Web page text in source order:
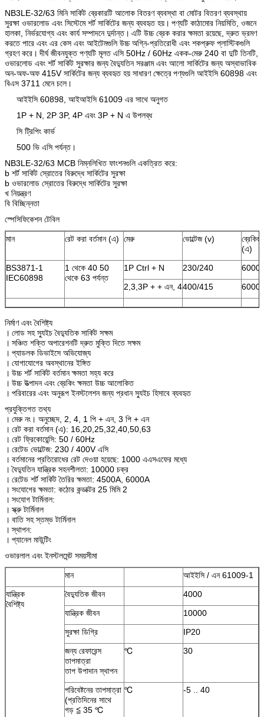
NB3LE-32/63 মিনি সার্কিট ব্রেকারটি আলোক বিতরণ ব্যবস্থা বা মোটর বিতরণ ব্যবস্থায়
সুরক্ষা ওভারলোড এবং সিস্টেমে শর্ট সার্কিটের জন্য ব্যবহৃত হয়। পণ্যটি কাঠামোর নিয়মিতি, ওজনে
হালকা, নির্ভরযোগ্য এবং কার্য সম্পাদনে দুর্দান্ত। এটি উচ্চ ব্রেক করার ক্ষমতা রয়েছে, দ্রুত ভ্রমণ
করতে পারে এবং এর কেস এবং আইটেমগুলি উচ্চ অগ্নি-প্রতিরোধী এবং শকপ্রুফ প্লাস্টিকগুলি
গ্রহণ করে। দীর্ঘ জীবনযুক্ত পণ্যটি মূলত এসি 50Hz / 60Hz একক-মেরু 240 বা দুটি তিনটি,
ওভারলোড এবং শর্ট সার্কিট সুরক্ষার জন্য বৈদ্যুতিন সরঞ্জাম এবং আলো সার্কিটের জন্য অস্বাভাবিক
অন-অফ-অফ 415V সার্কিটের জন্য ব্যবহৃত হয় সাধারণ ক্ষেত্রেপণ্যগুলি আইইসি 60898 এবং
বিএস 3711 মেনে চলে।
আইইসি 60898, আইআইসি 61009 এর সাথে অনুগত
1P + N, 2P 3P, 4P এবং 3P + N এ উপলব্ধ
সি ট্রিপিং কার্ভ
500 ভি এসি পর্যন্ত।
NB3LE-32/63 MCB নিম্নলিখিত ফাংশনগুলি একত্রিত করে:
b শর্ট সার্কিট স্রোতের বিরুদ্ধে সার্কিটের সুরক্ষা
b ওভারলোড স্রোতের বিরুদ্ধে সার্কিটের সুরক্ষা
খ নিয়ন্ত্রণ
বি বিচ্ছিন্নতা
স্পেসিফিকেশন টেবিল
মান রেট করা বর্তমান (এ) মেরু ভোল্টেজ (v)
ব্রেকিং
(এ)
BS3871-1
IEC60898
1 থেকে 40 50
থেকে 63 পর্যন্ত
1P Ctrl + N 230/240
6000
2,3,3P + + এন, 4400/415 6000
নির্মাণ এবং বৈশিষ্ট্য
। লোড সহ স্যুইচ বৈদ্যুতিক সার্কিট সক্ষম
। সঞ্চিত শক্তি অপারেশনটি দ্রুত মুক্তি দিতে সক্ষম
। প্যাডলক ডিভাইসে অভিযোজ্য
। যোগাযোগের অবস্থানের ইঙ্গিত
। উচ্চ শর্ট সার্কিট বর্তমান ক্ষমতা সহ্য করে
। উচ্চ উত্পাদন এবং ব্রেকিং ক্ষমতা উচ্চ আলোকিত
। পরিবারের এবং অনুরূপ ইনস্টলেশন জন্য প্রধান স্যুইচ হিসাবে ব্যবহৃত
প্রযুক্তিগত তথ্য
। মেরু নং। অনুচ্ছেদ, 2, 4, 1 পি + এন, 3 পি + এন
। রেট করা বর্তমান (এ): 16,20,25,32,40,50,63
। রেট ফ্রিকোয়েন্সি: 50 / 60Hz
। রেটেড ভোল্টেজ: 230 / 400V এসি
। বর্তমানের প্রতিরোধের রেট দেওয়া হয়েছে: 1000 এএসএফের মধ্যে
। বৈদ্যুতিন যান্ত্রিক সহনশীলতা: 10000 চক্র
। রেটেড শর্ট সার্কিট তৈরির ক্ষমতা: 4500A, 6000A
। সংযোগের ক্ষমতা: কঠোর কন্ডাক্টর 25 মিমি 2
। সংযোগ টার্মিনাল:
। স্ক্রু টার্মিনাল
। বাতি সহ স্তম্ভ টার্মিনাল
। স্থাপন:
। প্যানেল মাউন্টিং
ওভারলাল এবং ইনস্টলমেন্ট সময়সীমা
মান
আইইসি / এন 61009-1
যান্ত্রিক
বৈশিষ্ট্য
বৈদ্যুতিক জীবন
4000
যান্ত্রিক জীবন
10000
সুরক্ষা ডিগ্রি
IP20
জন্য রেফারেন্স
তাপমাত্রা
তাপ উপাদান স্থাপন
℃ 30
পরিবেষ্টনের তাপমাত্রা
(প্রতিদিনের সাথে
গড় ≦ 35 ℃
℃ -5 .. 40